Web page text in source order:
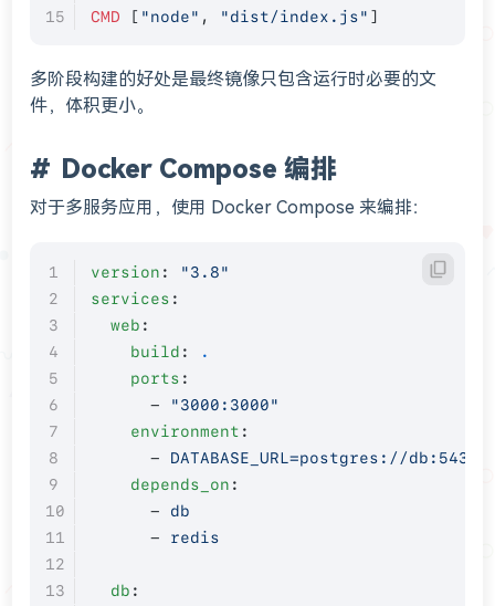
CMD [ "node" , "dist/index.js" ]
多阶段构建的好处是最终镜像只包含运行时必要的文
件，体积更小。
Docker Compose 编排
对于多服务应用，使用 Docker Compose 来编排：
version :
"3.8"
services :
  web
:
    build
:
.
    ports
:
      -
"3000:3000"
    environment
:
      -
DATABASE_URL=postgres://db:5432/
    depends_on
:
      -
db
      -
redis
  db
: